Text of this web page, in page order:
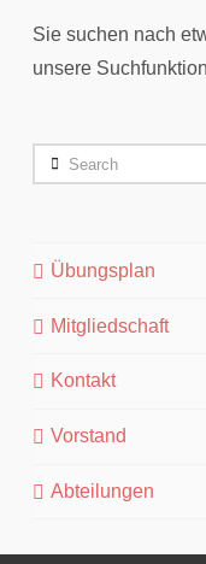
Sie suchen nach
unsere
Search
Übungsplan
Mitgliedschaft
Kontakt
Vorstand
Abteilungen